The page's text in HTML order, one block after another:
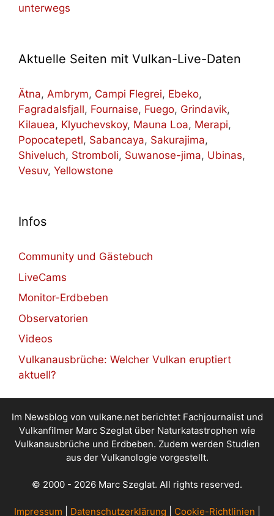
unterwegs
Aktuelle Seiten mit Vulkan-Live-Daten
Ätna, Ambrym, Campi Flegrei, Ebeko,
Fagradalsfjall, Fournaise, Fuego, Grindavik,
Kilauea, Klyuchevskoy, Mauna Loa, Merapi,
Popocatepetl, Sabancaya, Sakurajima,
Shiveluch, Stromboli, Suwanose-jima, Ubinas,
Vesuv, Yellowstone
Infos
Community und Gästebuch
LiveCams
Monitor-Erdbeben
Observatorien
Videos
Vulkanausbrüche: Welcher Vulkan eruptiert
aktuell?
Im Newsblog von vulkane.net berichtet Fachjournalist und
Vulkanfilmer Marc Szeglat über Naturkatastrophen wie
Vulkanausbrüche und Erdbeben. Zudem werden Studien
aus der Vulkanologie vorgestellt.
© 2000 - 2026 Marc Szeglat. All rights reserved.
Impressum Datenschutzerklärung Cookie-Richtlinien